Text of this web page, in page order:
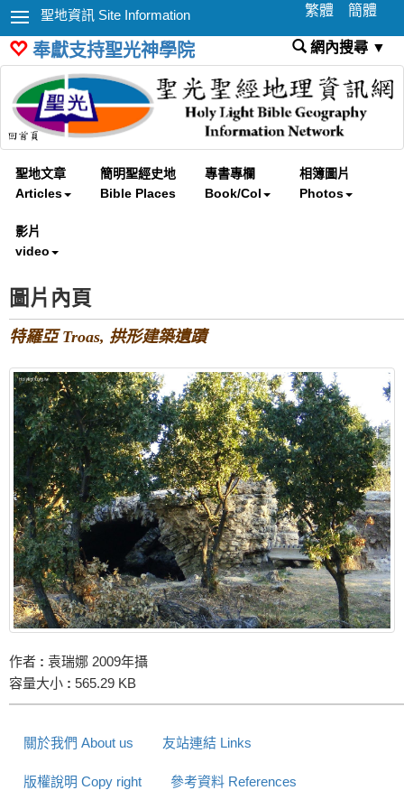
聖地資訊 Site Information 繁體 簡體
奉獻支持聖光神學院 網內搜尋 ▼
聖地文章
Articles
簡明聖經史地
Bible Places
專書專欄
Book/Col
相簿圖片
Photos
影片
video
圖片內頁
特羅亞 Troas, 拱形建築遺蹟
作者 : 袁瑞娜 2009年攝
容量大小 : 565.29 KB
關於我們 About us 友站連結 Links
版權說明 Copy right 參考資料 References